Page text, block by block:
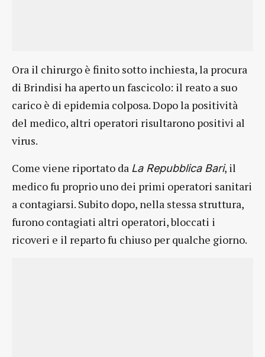
Ora il chirurgo è finito sotto inchiesta, la procura
di Brindisi ha aperto un fascicolo: il reato a suo
carico è di epidemia colposa. Dopo la positività
del medico, altri operatori risultarono positivi al
virus.
Come viene riportato da La Repubblica Bari, il
medico fu proprio uno dei primi operatori sanitari
a contagiarsi. Subito dopo, nella stessa struttura,
furono contagiati altri operatori, bloccati i
ricoveri e il reparto fu chiuso per qualche giorno.